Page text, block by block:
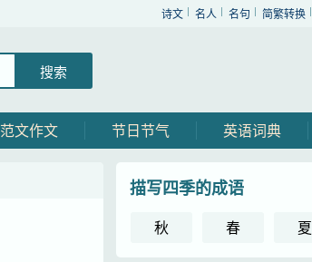
诗文 名人 名句 简繁转换
范文作文 节日节气 英语词典
描写四季的成语
秋 春 夏